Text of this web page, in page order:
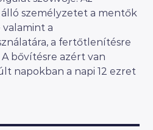
személyzetet a mentők
valamint a
a fertőtlenítésre
A bővítésre azért van
napokban a napi 12 ezret